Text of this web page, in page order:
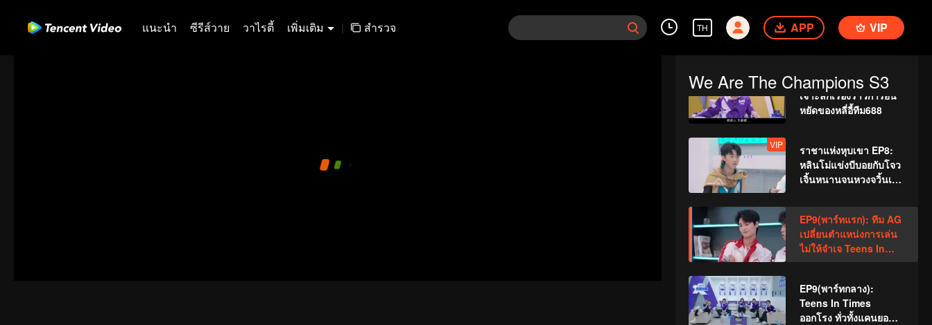
แนะนำ ซีรีส์วาย วาไรตี้ เพิ่มเติม | สำรวจ TH APP VIP
We Are The Champions S3
ยต์ KSG หมดทางถอย
Teens In Times ร่วม
(รีวิวเกมก่อนหน้า)EP8:
เจาะลึกเรื่องราวการยืน
หยัดของหลี่อี้ทีม688
VIP
ราชาแห่งหุบเขา EP8:
หลินโม่แข่งบีบอยกับโจว
เจิ้นหนานจนหวงจวิ้นเจี๋ย
EP9(พาร์ทแรก): ทีม AG
เปลี่ยนตำแหน่งการเล่น
ไม่ให้จำเจ Teens In
Times เตรียมออกโรง
EP9(พาร์ทกลาง):
Teens In Times
ออกโรง ทั่วทั้งแคนยอน